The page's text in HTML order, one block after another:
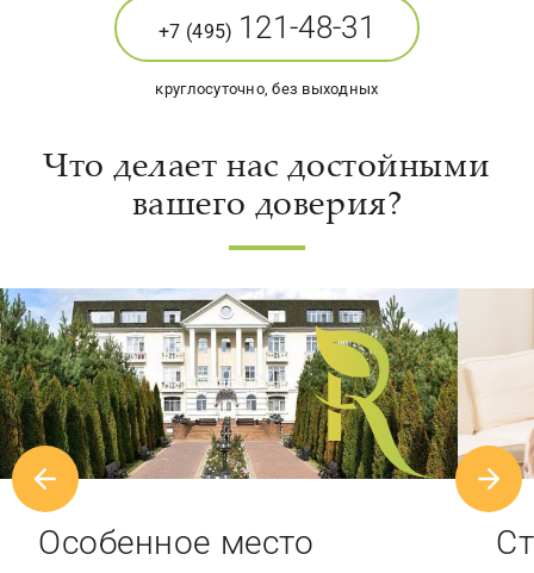
+7 (495) 121-48-31
круглосуточно, без выходных
Что делает нас достойными
вашего доверия?
Особенное место